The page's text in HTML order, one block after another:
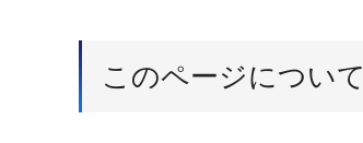
このページについて